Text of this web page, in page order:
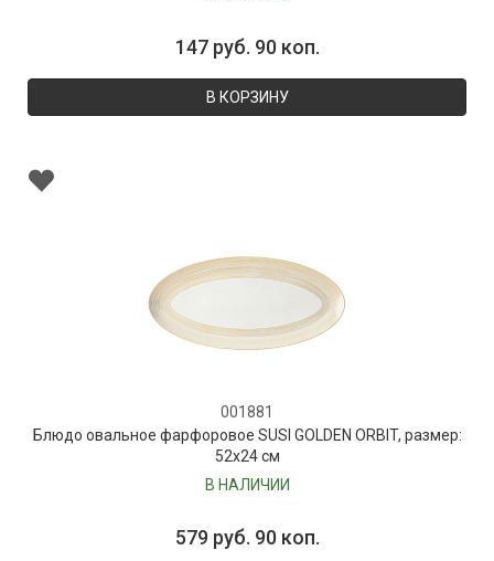
147 руб. 90 коп.
В КОРЗИНУ
001881
Блюдо овальное фарфоровое SUSI GOLDEN ORBIT, размер:
52х24 см
В НАЛИЧИИ
579 руб. 90 коп.